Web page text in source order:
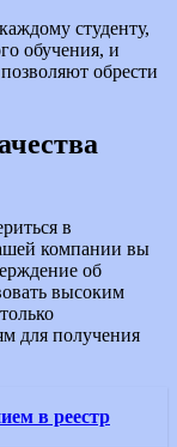
студенту,
обучения, и
обрести
в
компании вы
об
высоким
для получения
в реестр